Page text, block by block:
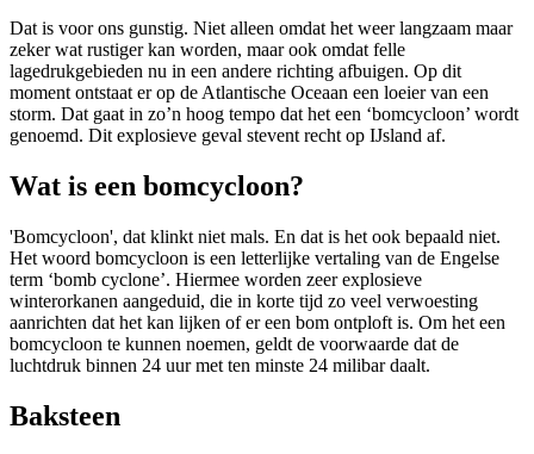
Dat is voor ons gunstig. Niet alleen omdat het weer langzaam maar
zeker wat rustiger kan worden, maar ook omdat felle
lagedrukgebieden nu in een andere richting afbuigen. Op dit
moment ontstaat er op de Atlantische Oceaan een loeier van een
storm. Dat gaat in zo’n hoog tempo dat het een ‘bomcycloon’ wordt
genoemd. Dit explosieve geval stevent recht op IJsland af.
Wat is een bomcycloon?
'Bomcycloon', dat klinkt niet mals. En dat is het ook bepaald niet.
Het woord bomcycloon is een letterlijke vertaling van de Engelse
term ‘bomb cyclone’. Hiermee worden zeer explosieve
winterorkanen aangeduid, die in korte tijd zo veel verwoesting
aanrichten dat het kan lijken of er een bom ontploft is. Om het een
bomcycloon te kunnen noemen, geldt de voorwaarde dat de
luchtdruk binnen 24 uur met ten minste 24 milibar daalt.
Baksteen